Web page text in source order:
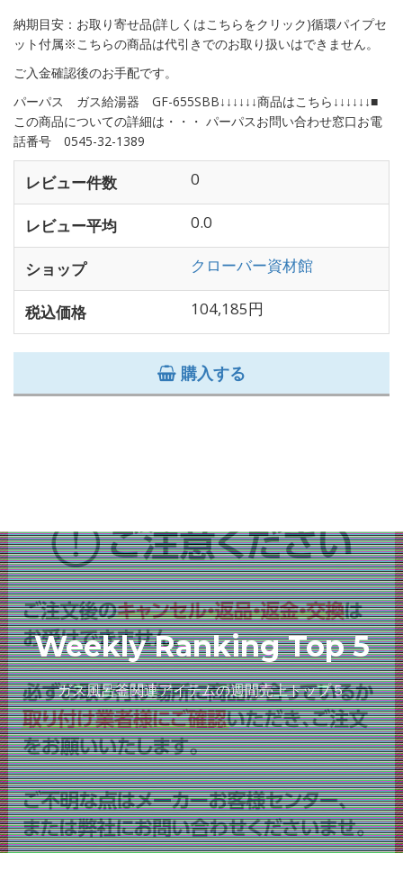
納期目安：お取り寄せ品(詳しくはこちらをクリック)循環パイプセ
ット付属※こちらの商品は代引きでのお取り扱いはできません。
ご入金確認後のお手配です。
パーパス ガス給湯器 GF-655SBB↓↓↓↓↓↓商品はこちら↓↓↓↓↓↓■
この商品についての詳細は・・・ パーパスお問い合わせ窓口お電
話番号 0545-32-1389
レビュー件数 0
レビュー平均 0.0
ショップ クローバー資材館
税込価格 104,185円
購入する
Weekly Ranking Top 5
ガス風呂釜関連アイテムの週間売上トップ５